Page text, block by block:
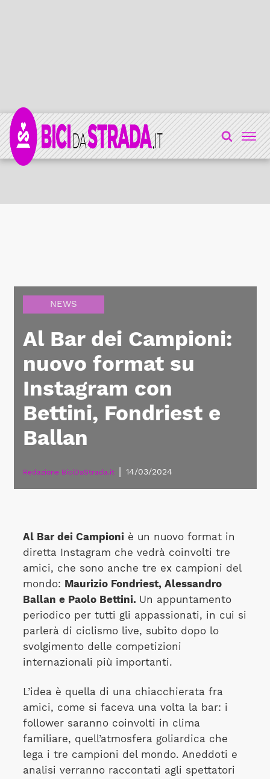
NEWS
Al Bar dei Campioni:
nuovo format su
Instagram con
Bettini, Fondriest e
Ballan
Redazione BiciDaStrada.it 14/03/2024
Al Bar dei Campioniè un nuovo format in
diretta Instagram che vedrà coinvolti tre
amici, che sono anche tre ex campioni del
mondo: Maurizio Fondriest, Alessandro
Ballan e Paolo Bettini. Un appuntamento
periodico per tutti gli appassionati, in cui si
parlerà di ciclismo live, subito dopo lo
svolgimento delle competizioni
internazionali più importanti.
L’idea è quella di una chiacchierata fra
amici, come si faceva una volta la bar: i
follower saranno coinvolti in clima
familiare, quell’atmosfera goliardica che
lega i tre campioni del mondo. Aneddoti e
analisi verranno raccontati agli spettatori